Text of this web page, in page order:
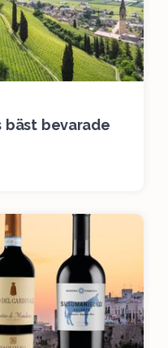
bäst bevarade